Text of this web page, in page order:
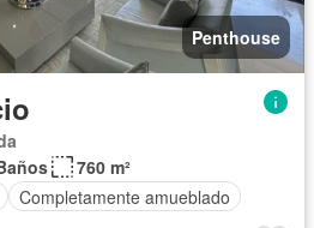
Penthouse
760 m²
Completamente amueblado